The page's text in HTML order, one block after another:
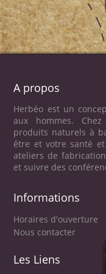
A propos
Herbéo est un
aux hommes.
produits naturels à
être et votre santé
ateliers de
et suivre des
Informations
Horaires d'ouverture
Nous contacter
Les Liens